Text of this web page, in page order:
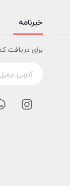
خبرنامه
برای دریافت